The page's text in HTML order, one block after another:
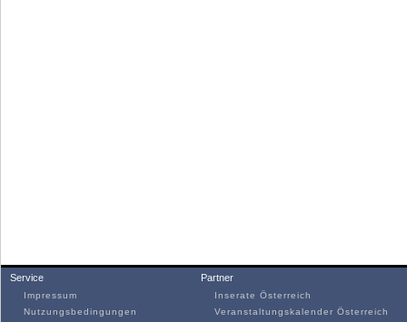
Service
Impressum
Nutzungsbedingungen
Partner
Inserate Österreich
Veranstaltungskalender Österreich